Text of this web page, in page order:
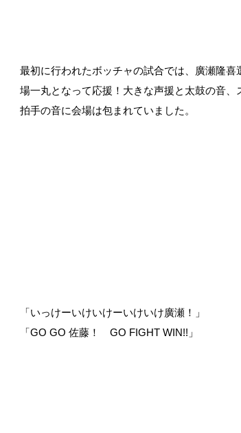
最初に行われたボッチャの試合では、廣瀬隆喜
場一丸となって応援！大きな声援と太鼓の音、
拍手の音に会場は包まれていました。
「いっけーいけいけーいけいけ廣瀬！」
「GO GO 佐藤！ GO FIGHT WIN!!」